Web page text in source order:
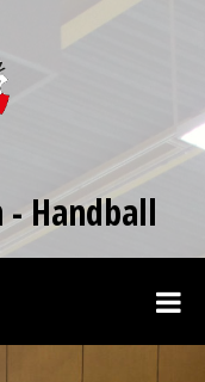
- Handball